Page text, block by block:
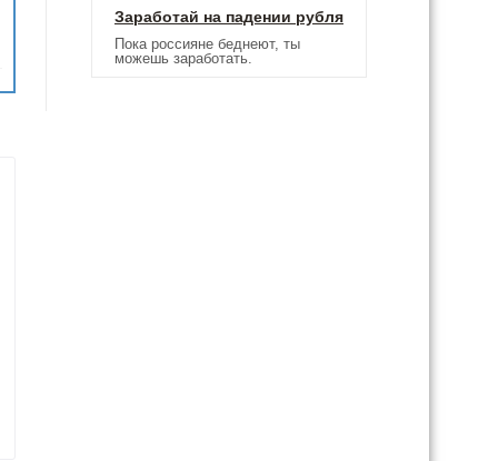
Заработай на падении рубля
Пока россияне беднеют, ты
можешь заработать.